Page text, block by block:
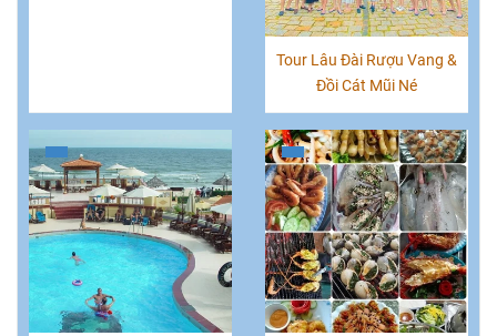
Tour Lâu Đài Rượu Vang &
Đồi Cát Mũi Né